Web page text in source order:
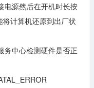
电源然后在开机时长按
计算机还原到出厂状
务中心检测硬件是否正